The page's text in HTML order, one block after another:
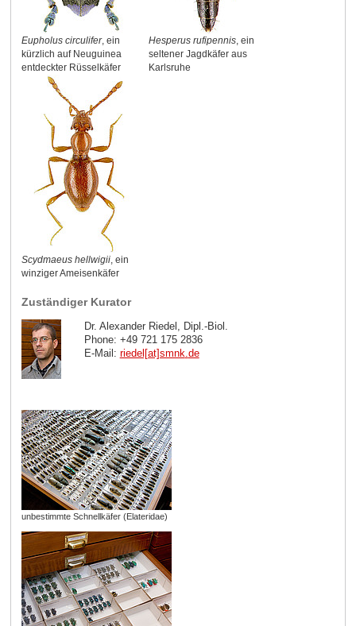
Eupholus circulifer, ein
kürzlich auf Neuguinea
entdeckter Rüsselkäfer
Hesperus rufipennis, ein
seltener Jagdkäfer aus
Karlsruhe
Scydmaeus hellwigii, ein
winziger Ameisenkäfer
Zuständiger Kurator
Dr. Alexander Riedel, Dipl.-Biol.
Phone: +49 721 175 2836
E-Mail: riedel[at]smnk.de
unbestimmte Schnellkäfer (Elateridae)